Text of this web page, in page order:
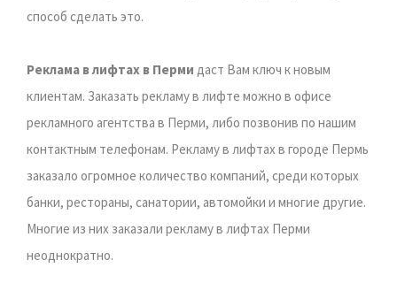
способ сделать это.
Реклама в лифтах в Перми даст Вам ключ к новым
клиентам. Заказать рекламу в лифте можно в офисе
рекламного агентства в Перми, либо позвонив по нашим
контактным телефонам. Рекламу в лифтах в городе Пермь
заказало огромное количество компаний, среди которых
банки, рестораны, санатории, автомойки и многие другие.
Многие из них заказали рекламу в лифтах Перми
неоднократно.